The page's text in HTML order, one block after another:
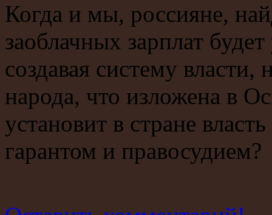
Когда и мы, россияне,
заоблачных зарплат
создавая систему
народа, что изложена в
установит в стране
гарантом и правосудием?